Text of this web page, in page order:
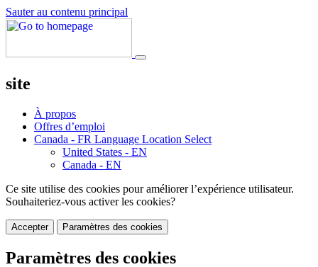
Sauter au contenu principal
site
À propos
Offres d’emploi
Canada - FR Language Location Select
United States - EN
Canada - EN
Ce site utilise des cookies pour améliorer l’expérience utilisateur.
Souhaiteriez-vous activer les cookies?
Accepter Paramètres des cookies
Paramètres des cookies